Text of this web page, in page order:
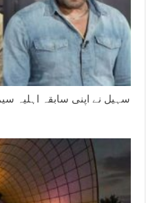
سہیل نے اپنی سابقہ اہلیہ